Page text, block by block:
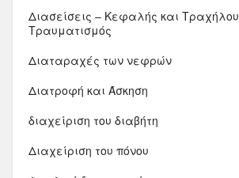
Διασείσεις – Κεφαλής και Τραχήλου
Τραυματισμός
Διαταραχές των νεφρών
Διατροφή και Άσκηση
διαχείριση του διαβήτη
Διαχείριση του πόνου